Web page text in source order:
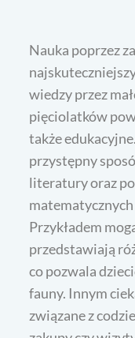
Nauka poprzez
wiedzy przez
pięciolatków
także
przystępny
literatury oraz
Przykładem
przedstawiają
co pozwala
fauny. Innym
związane z